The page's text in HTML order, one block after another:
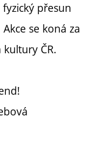
přesun
se koná za
ČR.